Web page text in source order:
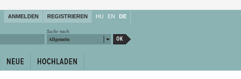
ANMELDEN REGISTRIEREN HU EN DE
Suche nach:
Allgemein